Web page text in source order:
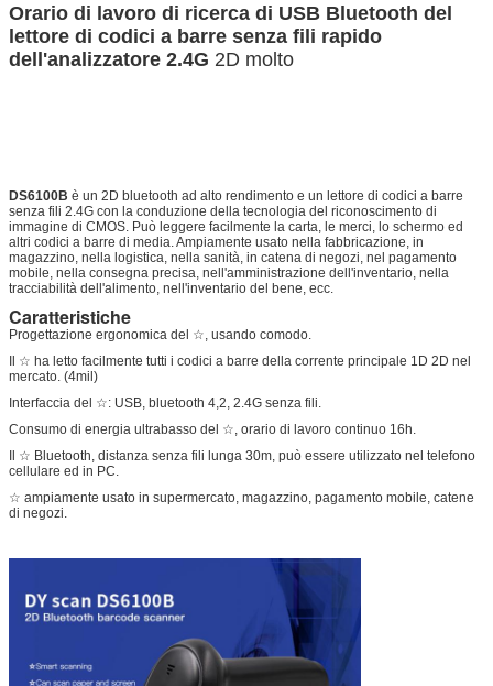
Orario di lavoro di ricerca di USB Bluetooth del
lettore di codici a barre senza fili rapido
dell'analizzatore 2.4G 2D molto
DS6100B è un 2D bluetooth ad alto rendimento e un lettore di codici a barre
senza fili 2.4G con la conduzione della tecnologia del riconoscimento di
immagine di CMOS. Può leggere facilmente la carta, le merci, lo schermo ed
altri codici a barre di media. Ampiamente usato nella fabbricazione, in
magazzino, nella logistica, nella sanità, in catena di negozi, nel pagamento
mobile, nella consegna precisa, nell'amministrazione dell'inventario, nella
tracciabilità dell'alimento, nell'inventario del bene, ecc.
Caratteristiche
Progettazione ergonomica del ☆, usando comodo.
Il ☆ ha letto facilmente tutti i codici a barre della corrente principale 1D 2D nel
mercato. (4mil)
Interfaccia del ☆: USB, bluetooth 4,2, 2.4G senza fili.
Consumo di energia ultrabasso del ☆, orario di lavoro continuo 16h.
Il ☆ Bluetooth, distanza senza fili lunga 30m, può essere utilizzato nel telefono
cellulare ed in PC.
☆ ampiamente usato in supermercato, magazzino, pagamento mobile, catene
di negozi.